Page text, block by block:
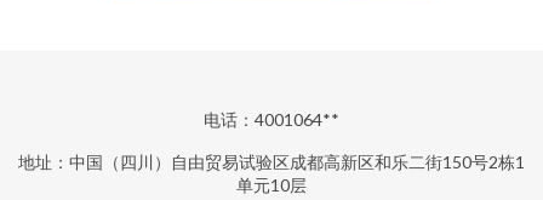
电话：4001064**
地址：中国（四川）自由贸易试验区成都高新区和乐二街150号2栋1
单元10层